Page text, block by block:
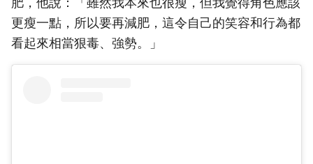
更瘦一點，所以要再減肥，這令自己的笑容和行為都
看起來相當狠毒、強勢。」